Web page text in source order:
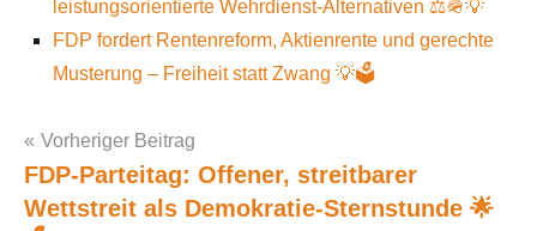
leistungsorientierte Wehrdienst-Alternativen ⚖️🪖💡
FDP fordert Rentenreform, Aktienrente und gerechte
Musterung – Freiheit statt Zwang 💡🗳️
Post
Vorheriger Beitrag
FDP-Parteitag: Offener, streitbarer
Wettstreit als Demokratie-Sternstunde 🌟